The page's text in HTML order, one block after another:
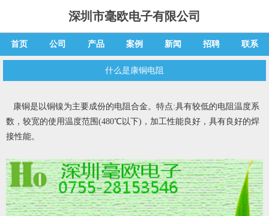
深圳市毫欧电子有限公司
首页 公司 产品 案例 新闻 招聘 联系
什么是康铜电阻
康铜是以铜镍为主要成份的电阻合金。特点:具有较低的电阻温度系
数，较宽的使用温度范围(480℃以下)，加工性能良好，具有良好的焊
接性能。